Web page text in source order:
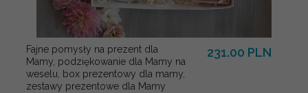
Fajne pomysły na prezent dla
Mamy, podziękowanie dla Mamy na
weselu, box prezentowy dla mamy,
zestawy prezentowe dla Mamy
231.00 PLN